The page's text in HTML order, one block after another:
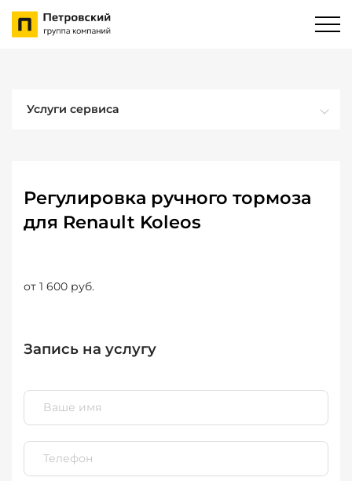
Услуги сервиса
Регулировка ручного тормоза
для Renault Koleos
от 1 600 руб.
Запись на услугу